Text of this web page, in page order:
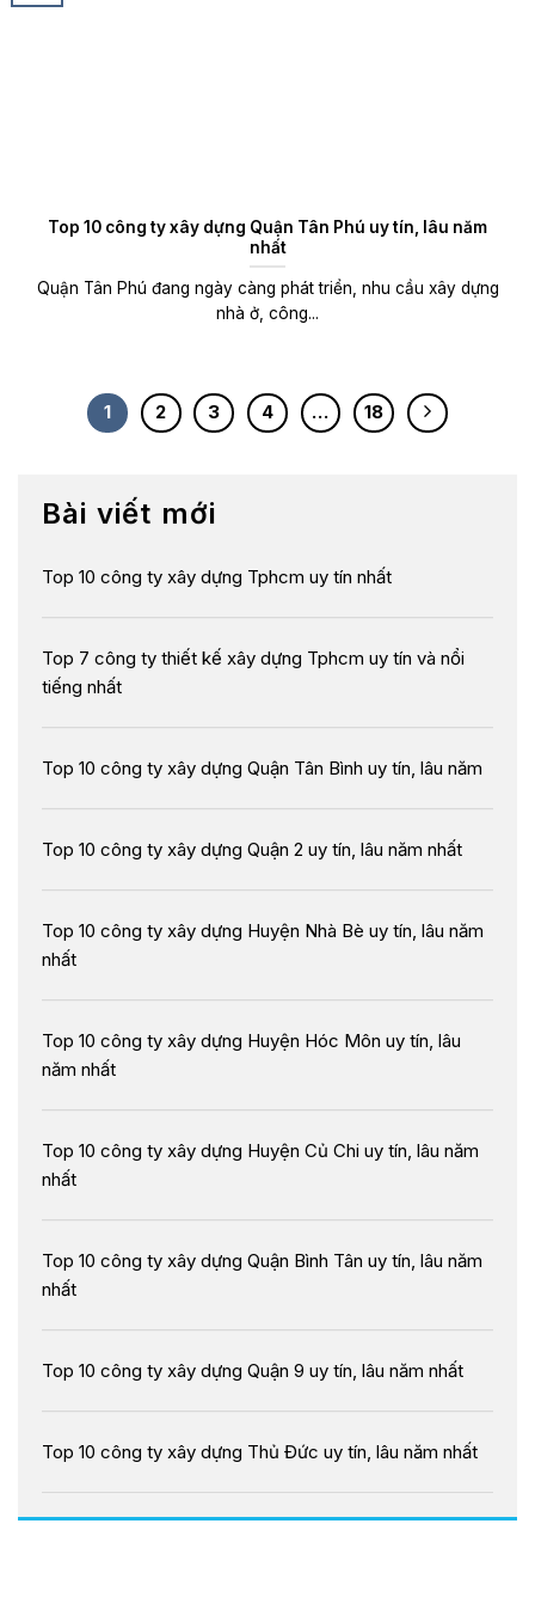
Top 10 công ty xây dựng Quận Tân Phú uy tín, lâu năm
nhất
Quận Tân Phú đang ngày càng phát triển, nhu cầu xây dựng
nhà ở, công...
1 2 3 4 … 18
Bài viết mới
Top 10 công ty xây dựng Tphcm uy tín nhất
Top 7 công ty thiết kế xây dựng Tphcm uy tín và nổi
tiếng nhất
Top 10 công ty xây dựng Quận Tân Bình uy tín, lâu năm
Top 10 công ty xây dựng Quận 2 uy tín, lâu năm nhất
Top 10 công ty xây dựng Huyện Nhà Bè uy tín, lâu năm
nhất
Top 10 công ty xây dựng Huyện Hóc Môn uy tín, lâu
năm nhất
Top 10 công ty xây dựng Huyện Củ Chi uy tín, lâu năm
nhất
Top 10 công ty xây dựng Quận Bình Tân uy tín, lâu năm
nhất
Top 10 công ty xây dựng Quận 9 uy tín, lâu năm nhất
Top 10 công ty xây dựng Thủ Đức uy tín, lâu năm nhất